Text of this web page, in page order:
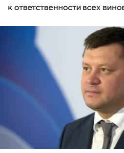
к ответственности всех